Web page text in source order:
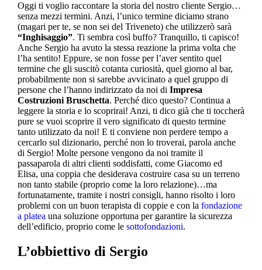
Oggi ti voglio raccontare la storia del nostro cliente Sergio…
senza mezzi termini. Anzi, l’unico termine diciamo strano
(magari per te, se non sei del Triveneto) che utilizzerò sarà
“Inghisaggio”. Ti sembra così buffo? Tranquillo, ti capisco!
Anche Sergio ha avuto la stessa reazione la prima volta che
l’ha sentito! Eppure, se non fosse per l’aver sentito quel
termine che gli suscitò cotanta curiosità, quel giorno al bar,
probabilmente non si sarebbe avvicinato a quel gruppo di
persone che l’hanno indirizzato da noi di Impresa
Costruzioni Bruschetta. Perché dico questo? Continua a
leggere la storia e lo scoprirai! Anzi, ti dico già che ti toccherà
pure se vuoi scoprire il vero significato di questo termine
tanto utilizzato da noi! E ti conviene non perdere tempo a
cercarlo sul dizionario, perché non lo troverai, parola anche
di Sergio! Molte persone vengono da noi tramite il
passaparola di altri clienti soddisfatti, come Giacomo ed
Elisa, una coppia che desiderava costruire casa su un terreno
non tanto stabile (proprio come la loro relazione)…ma
fortunatamente, tramite i nostri consigli, hanno risolto i loro
problemi con un buon terapista di coppie e con la fondazione
a platea una soluzione opportuna per garantire la sicurezza
dell’edificio, proprio come le sottofondazioni.
L’obbiettivo di Sergio